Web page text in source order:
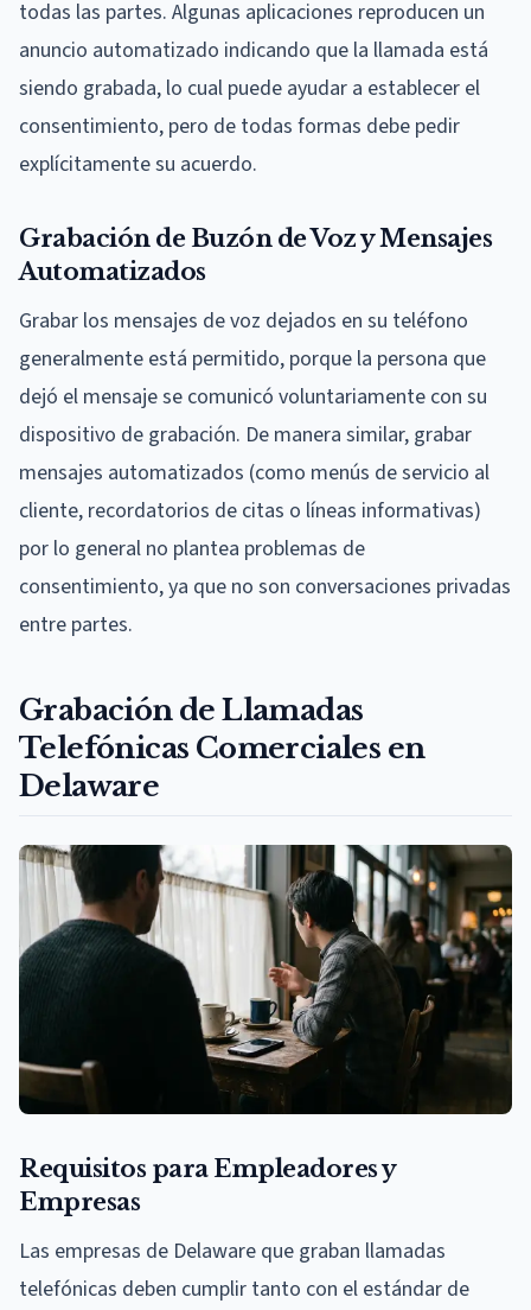
todas las partes. Algunas aplicaciones reproducen un
anuncio automatizado indicando que la llamada está
siendo grabada, lo cual puede ayudar a establecer el
consentimiento, pero de todas formas debe pedir
explícitamente su acuerdo.
Grabación de Buzón de Voz y Mensajes
Automatizados
Grabar los mensajes de voz dejados en su teléfono
generalmente está permitido, porque la persona que
dejó el mensaje se comunicó voluntariamente con su
dispositivo de grabación. De manera similar, grabar
mensajes automatizados (como menús de servicio al
cliente, recordatorios de citas o líneas informativas)
por lo general no plantea problemas de
consentimiento, ya que no son conversaciones privadas
entre partes.
Grabación de Llamadas
Telefónicas Comerciales en
Delaware
Requisitos para Empleadores y
Empresas
Las empresas de Delaware que graban llamadas
telefónicas deben cumplir tanto con el estándar de